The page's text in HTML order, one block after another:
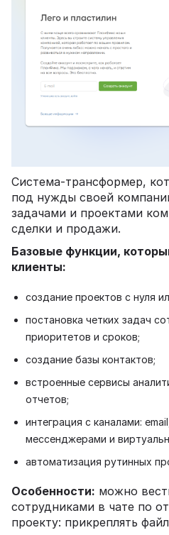
Система-трансформер,
под нужды своей
задачами и проектами
сделки и продажи.
Базовые функции,
клиенты:
создание проектов с нуля
постановка четких задач
приоритетов и сроков;
создание базы контактов;
встроенные сервисы
отчетов;
интеграция с каналами:
мессенджерами и
автоматизация рутинных
Особенности: можно
сотрудниками в чате по
проекту: прикреплять